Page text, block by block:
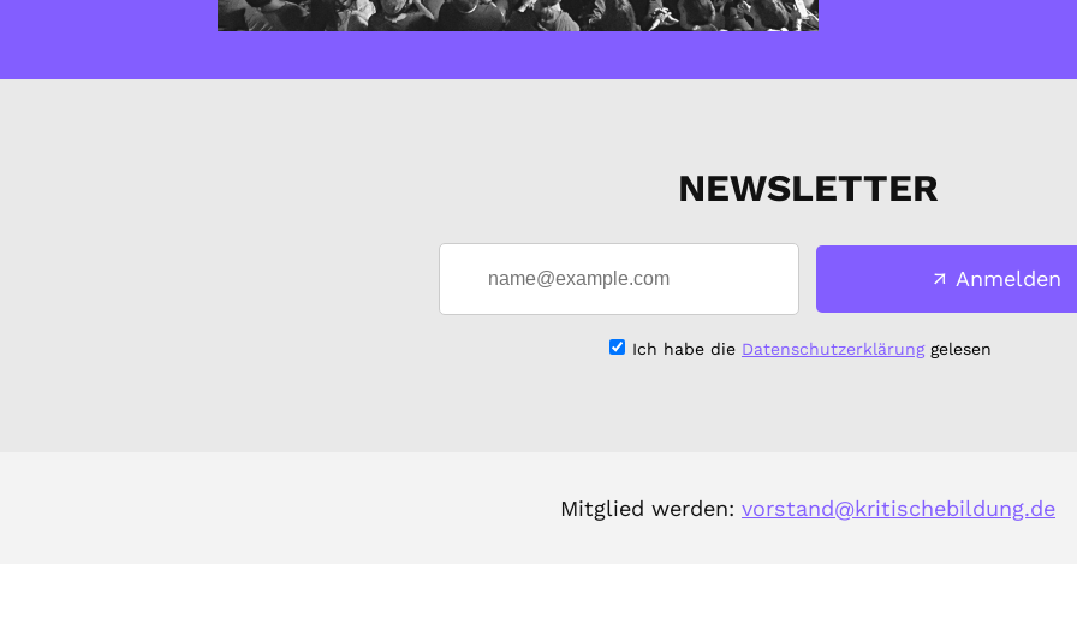
NEWSLETTER
Anmelden
Ich habe die Datenschutzerklärunggelesen
Mitglied werden: vorstand@kritischebildung.de